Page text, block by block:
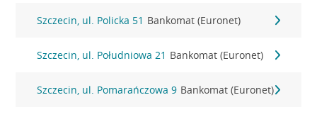
Szczecin, ul. Policka 51 Bankomat (Euronet)
Szczecin, ul. Południowa 21 Bankomat (Euronet)
Szczecin, ul. Pomarańczowa 9 Bankomat (Euronet)